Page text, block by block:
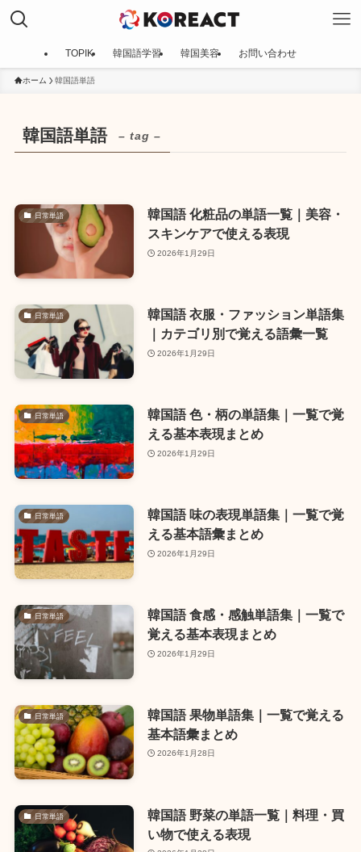
TOPIK 韓国語学習 韓国美容 お問い合わせ
ホーム 韓国語単語
韓国語単語 – tag –
日常単語
韓国語 化粧品の単語一覧｜美容・
スキンケアで使える表現
2026年1月29日
日常単語
韓国語 衣服・ファッション単語集
｜カテゴリ別で覚える語彙一覧
2026年1月29日
日常単語
韓国語 色・柄の単語集｜一覧で覚
える基本表現まとめ
2026年1月29日
日常単語
韓国語 味の表現単語集｜一覧で覚
える基本語彙まとめ
2026年1月29日
日常単語
韓国語 食感・感触単語集｜一覧で
覚える基本表現まとめ
2026年1月29日
日常単語
韓国語 果物単語集｜一覧で覚える
基本語彙まとめ
2026年1月28日
日常単語
韓国語 野菜の単語一覧｜料理・買
い物で使える表現